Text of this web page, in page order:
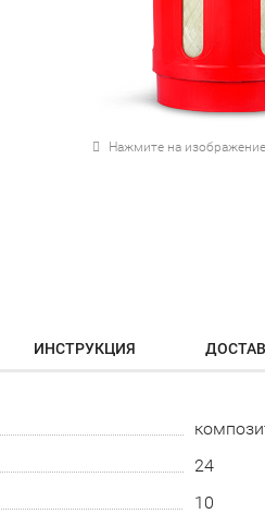
Нажмите на
ИНСТРУКЦИЯ
24
10